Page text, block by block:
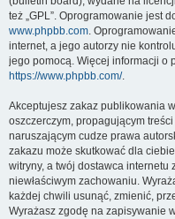
też „GPL”. Oprogramowanie jest
www.phpbb.com.
internet, a jego autorzy nie
jego pomocą. Więcej informacji o
https://www.phpbb.com/.
Akceptujesz zakaz publikowania
oszczerczym, propagującym
naruszającym cudze prawa
zakazu może skutkować dla
witryny, a twój dostawca
niewłaściwym zachowaniu.
każdej chwili usunąć, zmienić,
Wyrażasz zgodę na zapisywanie